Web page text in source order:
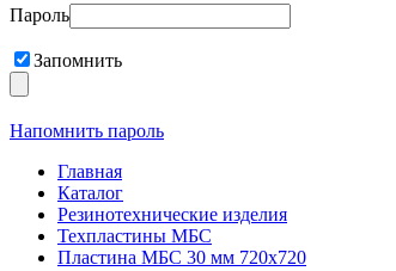
Пароль
Запомнить
Напомнить пароль
Главная
Каталог
Резинотехнические изделия
Техпластины МБС
Пластина МБС 30 мм 720х720